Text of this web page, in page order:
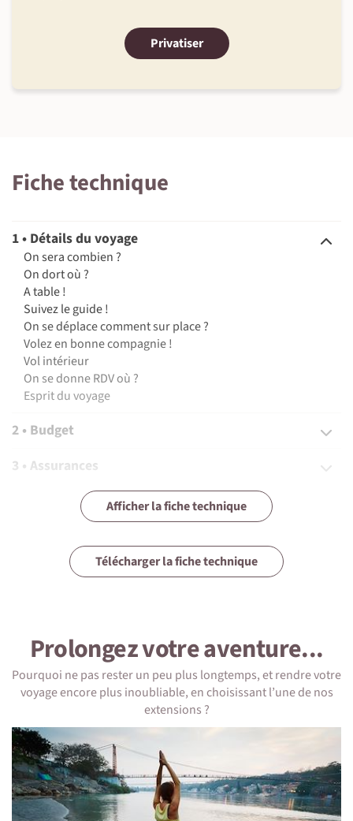
Privatiser
Fiche technique
1 • Détails du voyage
On sera combien ?
On dort où ?
A table !
Suivez le guide !
On se déplace comment sur place ?
Volez en bonne compagnie !
Vol intérieur
On se donne RDV où ?
Esprit du voyage
2 • Budget
3 • Assurances
4 • Equipement
6 • Le pays
1 • Détails du voyage
On sera combien ?
De 4 à 12 personnes.
On dort où ?
Liste des hébergements (ou équivalent):
Afficher la fiche technique
Télécharger la fiche technique
Prolongez votre aventure...
Pourquoi ne pas rester un peu plus longtemps, et rendre votre
voyage encore plus inoubliable, en choisissant l’une de nos
extensions ?